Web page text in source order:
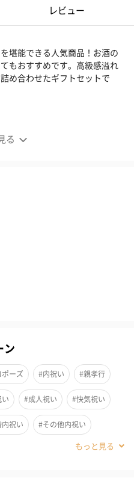
レビュー
る
堪能できる人気商品！お酒の
もおすすめです。高級感溢れ
め合わせたギフトセットで
わせたギフトセットです。
せるだけで芳醇なトリュフの
シャンパンとの相性も抜群。
メな方へのギフトに喜ばれる
パダーノチーズをベースに最
ーズンの短さから日本国内で
ケットトリュフを加えた濃厚
しむことができる逸品。
でワインやシャンパーニュに
ン
ーズ #内祝い #親孝行
#成人祝い #快気祝い
祝い #その他内祝い
#米寿祝い